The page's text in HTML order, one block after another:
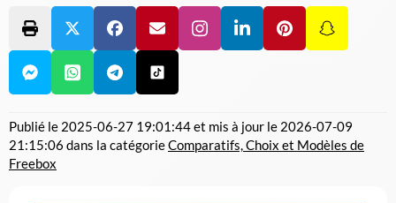
Publié le 2025-06-27 19:01:44et mis à jour le 2026-07-09
21:15:06 dans la catégorieComparatifs, Choix et Modèles de
Freebox